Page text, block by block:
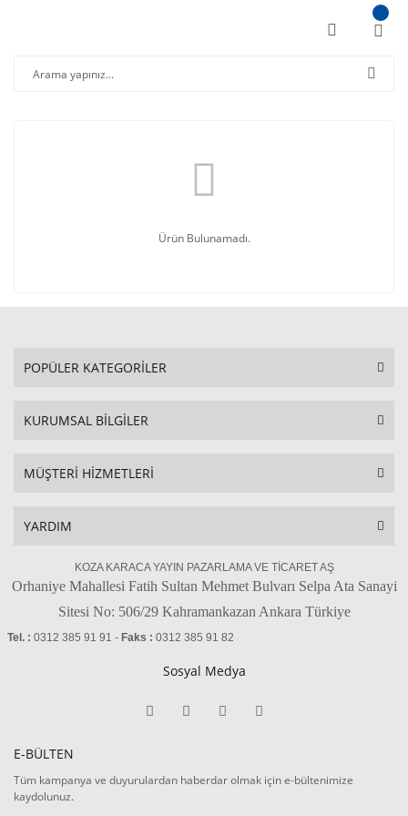
Ürün Bulunamadı.
POPÜLER KATEGORİLER
KURUMSAL BİLGİLER
MÜŞTERİ HİZMETLERİ
YARDIM
KOZA KARACA YAYIN PAZARLAMA VE TİCARET AŞ
Orhaniye Mahallesi Fatih Sultan Mehmet Bulvarı Selpa Ata Sanayi
Sitesi No: 506/29 Kahramankazan Ankara Türkiye
Tel. : 0312 385 91 91 -Faks : 0312 385 91 82
Sosyal Medya
E-BÜLTEN
Tüm kampanya ve duyurulardan haberdar olmak için e-bültenimize
kaydolunuz.